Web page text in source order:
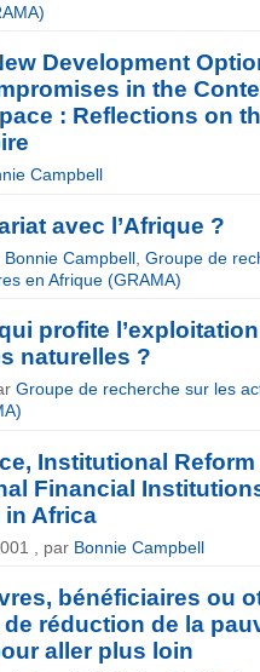
Development
in the
: Reflections on
Campbell
avec l’Afrique ?
Bonnie Campbell ,Groupe de
en Afrique (GRAMA)
profite
naturelles ?
Groupe de recherche sur les
Institutional Reform
Financial
Africa
, par Bonnie Campbell
bénéficiaires ou
réduction de la
aller plus loin